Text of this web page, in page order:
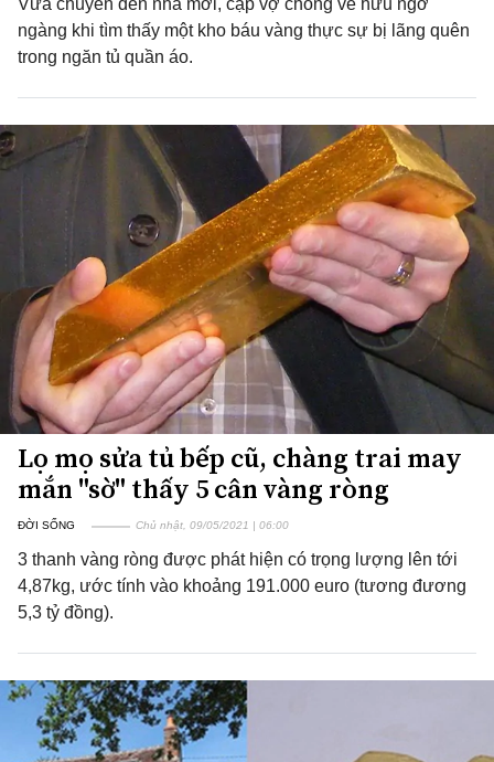
Vừa chuyển đến nhà mới, cặp vợ chồng về hưu ngỡ
ngàng khi tìm thấy một kho báu vàng thực sự bị lãng quên
trong ngăn tủ quần áo.
Lọ mọ sửa tủ bếp cũ, chàng trai may
mắn "sờ" thấy 5 cân vàng ròng
ĐỜI SỐNG Chủ nhật, 09/05/2021 | 06:00
3 thanh vàng ròng được phát hiện có trọng lượng lên tới
4,87kg, ước tính vào khoảng 191.000 euro (tương đương
5,3 tỷ đồng).